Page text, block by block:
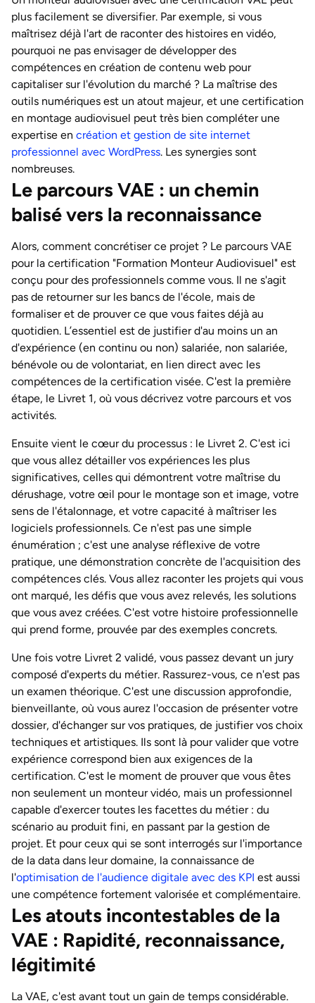
plus facilement se diversifier. Par exemple, si vous
maîtrisez déjà l'art de raconter des histoires en vidéo,
pourquoi ne pas envisager de développer des
compétences en création de contenu web pour
capitaliser sur l'évolution du marché ? La maîtrise des
outils numériques est un atout majeur, et une certification
en montage audiovisuel peut très bien compléter une
expertise en création et gestion de site internet
professionnel avec WordPress. Les synergies sont
nombreuses.
Le parcours VAE : un chemin
balisé vers la reconnaissance
Alors, comment concrétiser ce projet ? Le parcours VAE
pour la certification "Formation Monteur Audiovisuel" est
conçu pour des professionnels comme vous. Il ne s'agit
pas de retourner sur les bancs de l'école, mais de
formaliser et de prouver ce que vous faites déjà au
quotidien. L’essentiel est de justifier d'au moins un an
d'expérience (en continu ou non) salariée, non salariée,
bénévole ou de volontariat, en lien direct avec les
compétences de la certification visée. C'est la première
étape, le Livret 1, où vous décrivez votre parcours et vos
activités.
Ensuite vient le cœur du processus : le Livret 2. C'est ici
que vous allez détailler vos expériences les plus
significatives, celles qui démontrent votre maîtrise du
dérushage, votre œil pour le montage son et image, votre
sens de l'étalonnage, et votre capacité à maîtriser les
logiciels professionnels. Ce n'est pas une simple
énumération ; c'est une analyse réflexive de votre
pratique, une démonstration concrète de l'acquisition des
compétences clés. Vous allez raconter les projets qui vous
ont marqué, les défis que vous avez relevés, les solutions
que vous avez créées. C'est votre histoire professionnelle
qui prend forme, prouvée par des exemples concrets.
Une fois votre Livret 2 validé, vous passez devant un jury
composé d'experts du métier. Rassurez-vous, ce n'est pas
un examen théorique. C'est une discussion approfondie,
bienveillante, où vous aurez l'occasion de présenter votre
dossier, d'échanger sur vos pratiques, de justifier vos choix
techniques et artistiques. Ils sont là pour valider que votre
expérience correspond bien aux exigences de la
certification. C'est le moment de prouver que vous êtes
non seulement un monteur vidéo, mais un professionnel
capable d'exercer toutes les facettes du métier : du
scénario au produit fini, en passant par la gestion de
projet. Et pour ceux qui se sont interrogés sur l'importance
de la data dans leur domaine, la connaissance de
l'optimisation de l'audience digitale avec des KPI est aussi
une compétence fortement valorisée et complémentaire.
Les atouts incontestables de la
VAE : Rapidité, reconnaissance,
légitimité
La VAE, c'est avant tout un gain de temps considérable.